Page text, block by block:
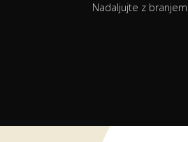
Nadaljujte z